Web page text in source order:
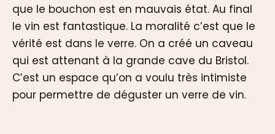
que le bouchon est en mauvais état. Au final
le vin est fantastique. La moralité c’est que le
vérité est dans le verre. On a créé un caveau
qui est attenant à la grande cave du Bristol.
C’est un espace qu’on a voulu très intimiste
pour permettre de déguster un verre de vin.